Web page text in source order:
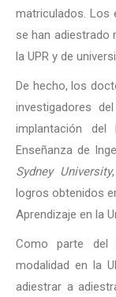
matriculados. Los
se han adiestrado
la UPR y de
De hecho, los
investigadores
implantación del
Enseñanza de
Sydney University
logros obtenidos
Aprendizaje en la
Como parte del
modalidad en la
adiestrar a